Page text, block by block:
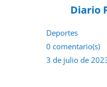
Diario
Deportes
0 comentario(s)
3 de julio de